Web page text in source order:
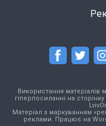
Використання
гіперпосиланні на
Матеріал з маркуванням
реклами. Працює на